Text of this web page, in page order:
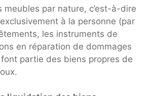
meubles par nature, c’est-à-dire
à la personne (par
les instruments de
en réparation de dommages
partie des biens propres de